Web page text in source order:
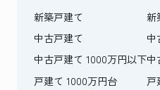
新築戸建て
中古戸建て
中古戸建て 1000万円以下
戸建て 1000万円台
新
中
中
戸